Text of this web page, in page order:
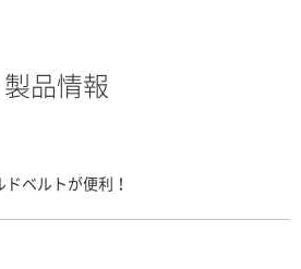
製品情報
ベルトが便利！